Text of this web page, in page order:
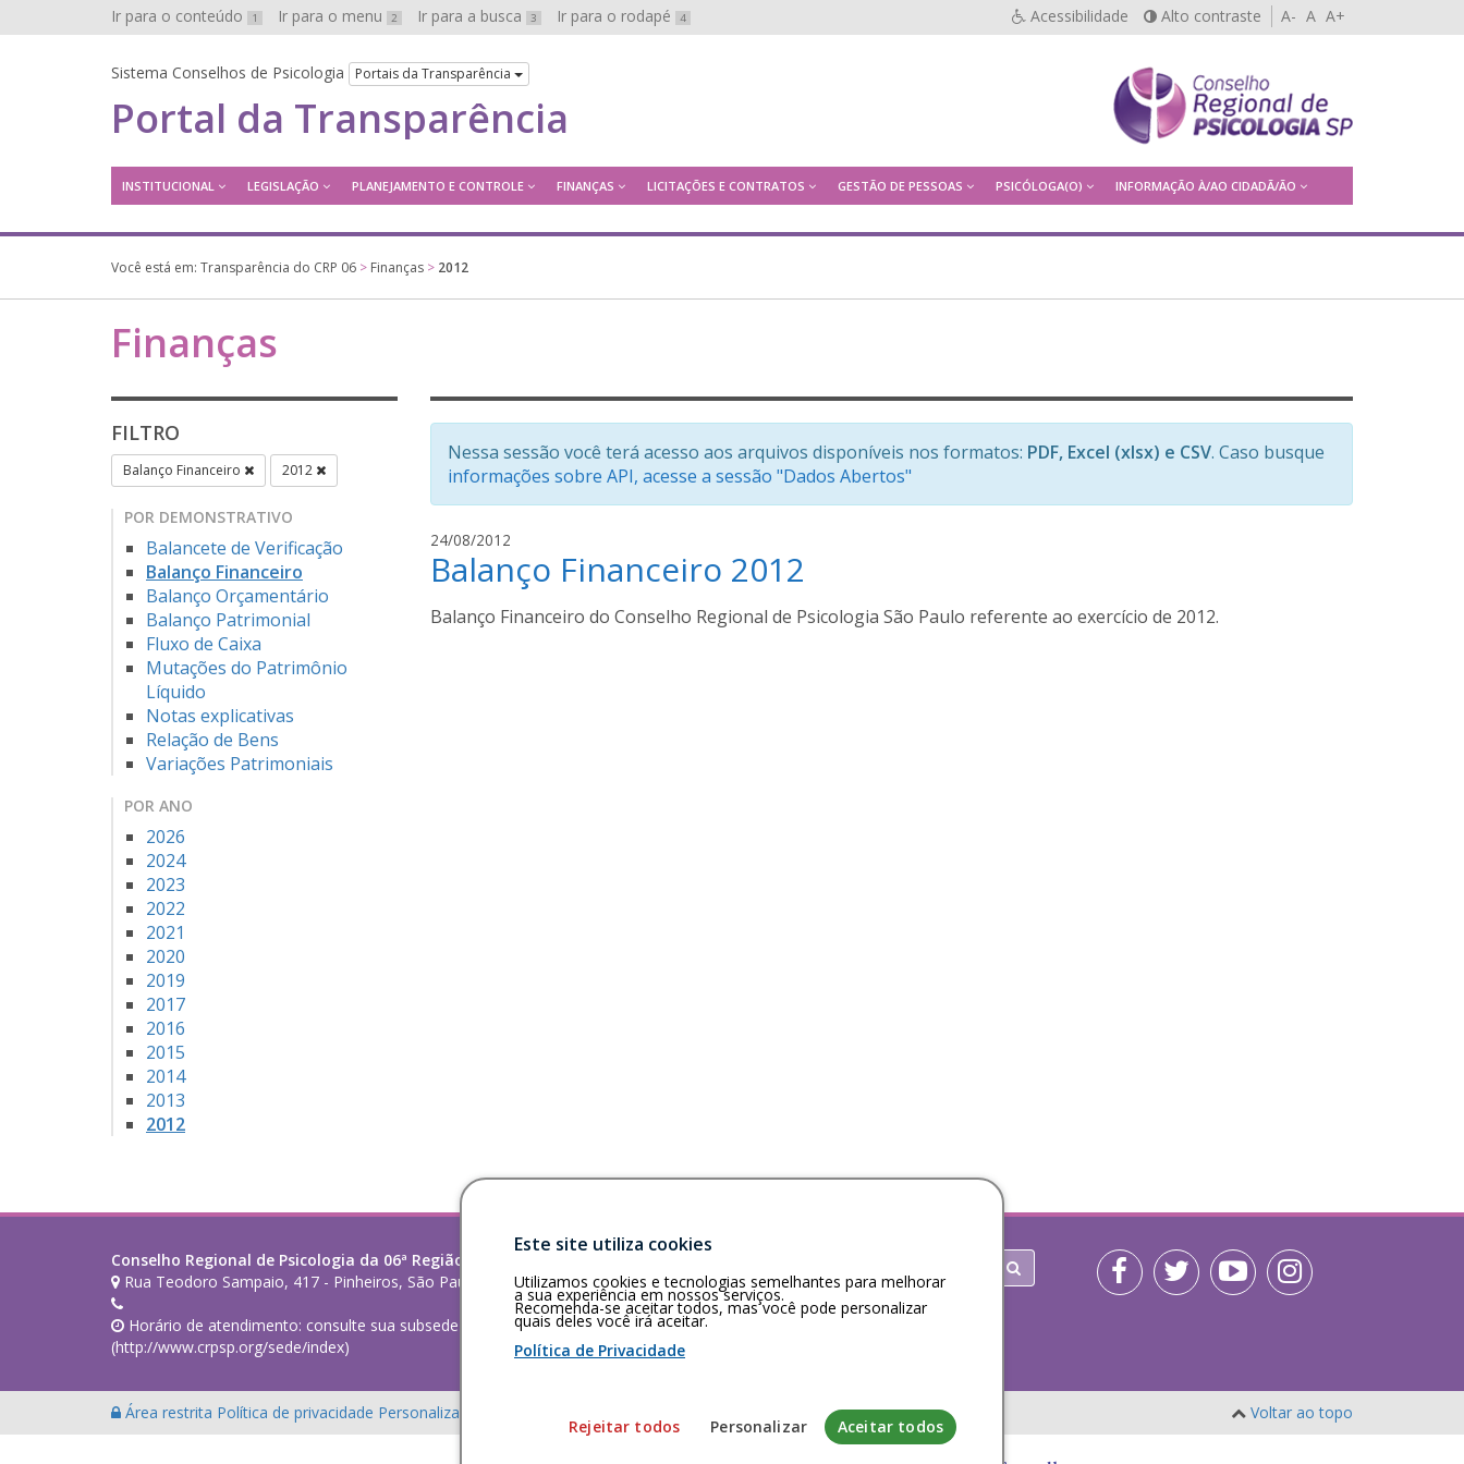
Ir para o conteúdo 1 Ir para o menu 2 Ir para a busca 3 Ir para o rodapé 4 Acessibilidade Alto contraste A- A A+
Sistema Conselhos de Psicologia Portais da Transparência
Portal da Transparência
INSTITUCIONAL LEGISLAÇÃO PLANEJAMENTO E CONTROLE FINANÇAS LICITAÇÕES E CONTRATOS GESTÃO DE PESSOAS PSICÓLOGA(O) INFORMAÇÃO À/AO CIDADÃ/ÃO
Você está em: Transparência do CRP 06 > Finanças > 2012
Finanças
FILTRO
Balanço Financeiro 2012
POR DEMONSTRATIVO
Balancete de Verificação
Balanço Financeiro
Balanço Orçamentário
Balanço Patrimonial
Fluxo de Caixa
Mutações do Patrimônio
Líquido
Notas explicativas
Relação de Bens
Variações Patrimoniais
POR ANO
2026
2024
2023
2022
2021
2020
2019
2017
2016
2015
2014
2013
2012
Nessa sessão você terá acesso aos arquivos disponíveis nos formatos: PDF, Excel (xlsx) e CSV. Caso busque
informações sobre API, acesse a sessão "Dados Abertos"
24/08/2012a
d
o
l
Balanço Financeiro 2012
Balanço Financeiro do Conselho Regional de Psicologia São Paulo referente ao exercício de 2012.
Conselho Regional de Psicologia da 06ª Região (SP)
Rua Teodoro Sampaio, 417 - Pinheiros, São Paulo - SP, 05405-000
Horário de atendimento: consulte sua subsede de referência
(http://www.crpsp.org/sede/index)
Área restrita Política de privacidade Personalização de cookies Voltar ao topo
Este site utiliza cookies
Utilizamos cookies e tecnologias semelhantes para melhorar
a sua experiência em nossos serviços.
Recomenda-se aceitar todos, mas você pode personalizar
quais deles você irá aceitar.
Política de Privacidade
Rejeitar todos Personalizar Aceitar todos